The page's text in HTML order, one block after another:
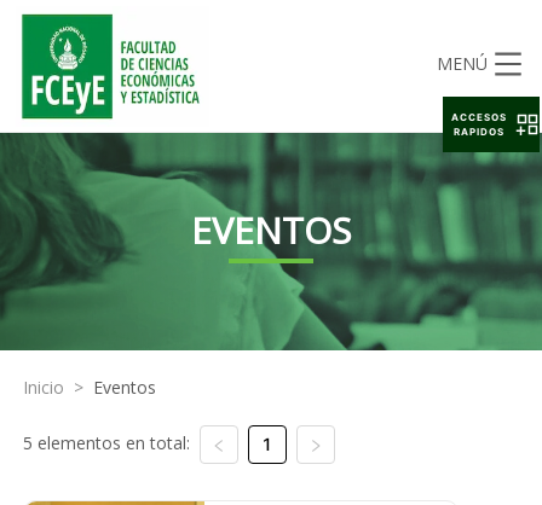
MENÚ
EVENTOS
Inicio > Eventos
5 elementos en total: 1
ACCESOS
RAPIDOS